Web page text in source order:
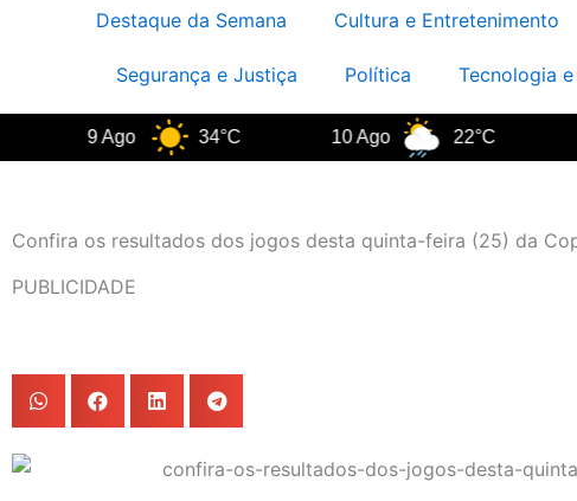
Destaque da Semana Cultura e Entretenimento
Segurança e Justiça Política Tecnologia
34°C 10 Ago 22°C 11
Confira os resultados dos jogos desta quinta-feira (25) da
PUBLICIDADE